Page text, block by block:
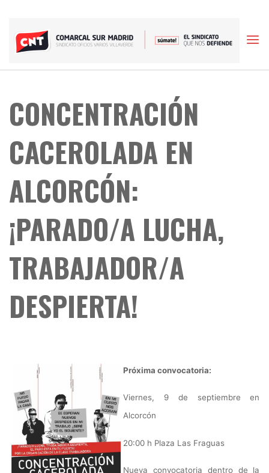
content
CONCENTRACIÓN
CACEROLADA EN
ALCORCÓN:
¡PARADO/A LUCHA,
TRABAJADOR/A
DESPIERTA!
Próxima convocatoria:
Viernes, 9 de septiembre en
Alcorcón
20:00 h Plaza Las Fraguas
Nueva convocatoria dentro de la